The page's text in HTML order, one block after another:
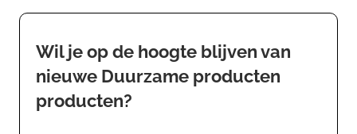
Wil je op de hoogte blijven van
nieuwe Duurzame producten
producten?